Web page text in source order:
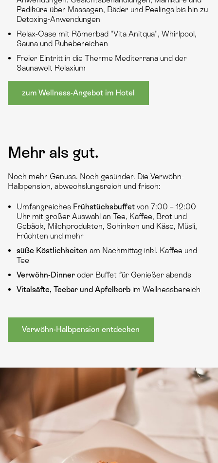
Pediküre über Massagen, Bäder und Peelings bis hin zu
Detoxing-Anwendungen
Relax-Oase mit Römerbad "Vita Anitqua", Whirlpool,
Sauna und Ruhebereichen
Freier Eintritt in die Therme Mediterrana und der
Saunawelt Relaxium
zum Wellness-Angebot im Hotel
Mehr als gut.
Noch mehr Genuss. Noch gesünder. Die Verwöhn-
Halbpension, abwechslungsreich und frisch:
Umfangreiches Frühstücksbuffet von 7:00 – 12:00
Uhr mit großer Auswahl an Tee, Kaffee, Brot und
Gebäck, Milchprodukten, Schinken und Käse, Müsli,
Früchten und mehr
süße Köstlichkeiten am Nachmittag inkl. Kaffee und
Tee
Verwöhn-Dinner oder Buffet für Genießer abends
Vitalsäfte, Teebar und Apfelkorb im Wellnessbereich
Verwöhn-Halbpension entdecken